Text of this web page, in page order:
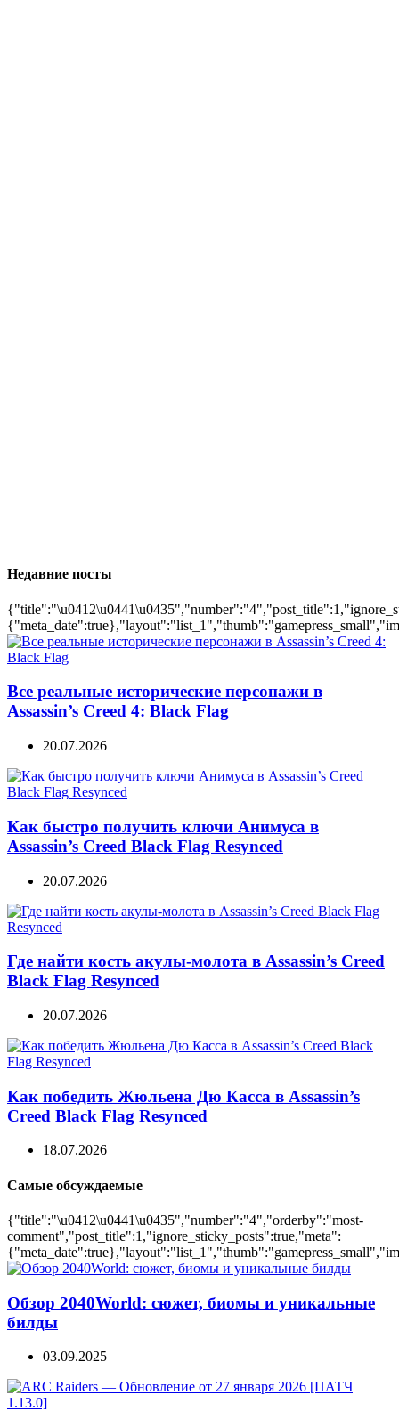
Недавние посты
Все реальные исторические персонажи в
Assassin’s Creed 4: Black Flag
20.07.2026
Как быстро получить ключи Анимуса в
Assassin’s Creed Black Flag Resynced
20.07.2026
Где найти кость акулы-молота в Assassin’s Creed
Black Flag Resynced
20.07.2026
Как победить Жюльена Дю Касса в Assassin’s
Creed Black Flag Resynced
18.07.2026
Самые обсуждаемые
{"title":"\u0412\u0441\u0435","number":"4","orderby":"most-
comment","post_title":1,"ignore_sticky_posts":true,"meta":
Обзор 2040World: сюжет, биомы и уникальные
билды
03.09.2025